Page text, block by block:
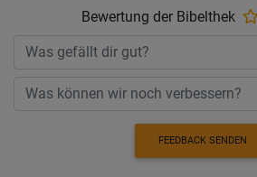
Bewertung der Bibelthek
FEEDBACK SENDEN